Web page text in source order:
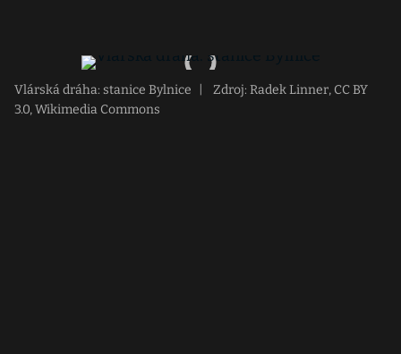
Vlárská dráha: stanice Bylnice
Zdroj: Radek Linner, CC BY
3.0, Wikimedia Commons